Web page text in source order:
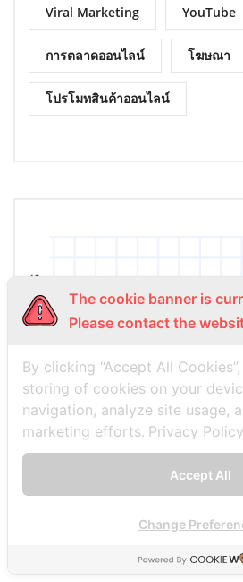
Viral Marketing YouTube
การตลาดออนไลน์ โฆษณา
โปรโมทสินค้าออนไลน์
The cookie banner is
Please contact the
By clicking “Accept All
storing of cookies on your
navigation, analyze site usage,
marketing efforts. Privacy Policy
Accept All
Change